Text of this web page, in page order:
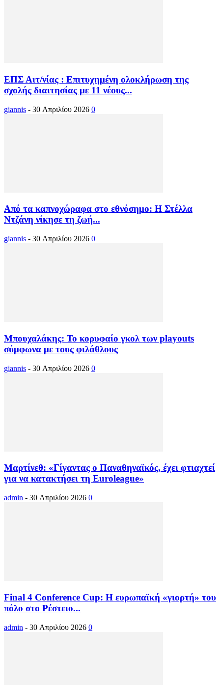
ΕΠΣ Αιτ/νίας : Επιτυχημένη ολοκλήρωση της
σχολής διαιτησίας με 11 νέους...
giannis - 30 Απριλίου 2026 0
Από τα καπνοχώραφα στο εθνόσημο: Η Στέλλα
Ντζάνη νίκησε τη ζωή...
giannis - 30 Απριλίου 2026 0
Μπουχαλάκης: Το κορυφαίο γκολ των playouts
σύμφωνα με τους φιλάθλους
giannis - 30 Απριλίου 2026 0
Μαρτίνεθ: «Γίγαντας ο Παναθηναϊκός, έχει φτιαχτεί
για να κατακτήσει τη Euroleague»
admin - 30 Απριλίου 2026 0
Final 4 Conference Cup: Η ευρωπαϊκή «γιορτή» του
πόλο στο Ρέστειο...
admin - 30 Απριλίου 2026 0